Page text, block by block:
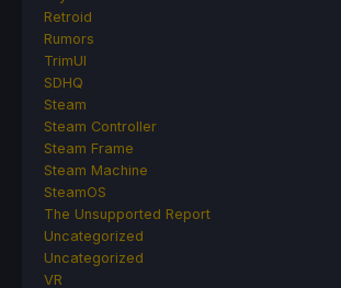
Retroid
Rumors
TrimUI
SDHQ
Steam
Steam Controller
Steam Frame
Steam Machine
SteamOS
The Unsupported Report
Uncategorized
Uncategorized
VR